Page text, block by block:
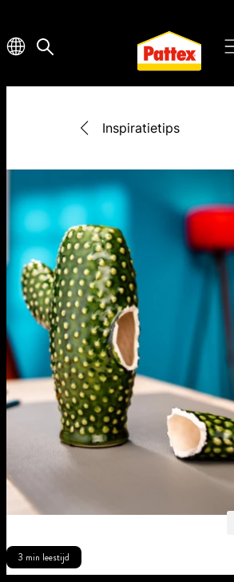
Inspiratietips
3 min leestijd